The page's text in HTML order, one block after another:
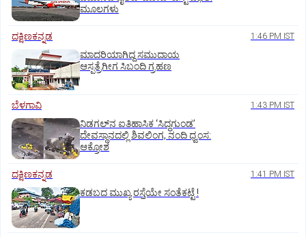
ಮೂಲಗಳು
ದಕ್ಷಿಣಕನ್ನಡ 1:46 PM IST
ಮಾದರಿಯಾಗಿದ್ದ ಸಮುದಾಯ
ಆಸ್ಪತ್ರೆಗೀಗ ಸಿಬಂದಿ ಗ್ರಹಣ
ಬೆಳಗಾವಿ 1:43 PM IST
ನಿಡಗಲ್‌ನ ಐತಿಹಾಸಿಕ ‘ಸಿದ್ಧಗುಂಡ’
ದೇವಸ್ಥಾನದಲ್ಲಿ ಶಿವಲಿಂಗ, ನಂದಿ ಧ್ವಂಸ:
ಆಕ್ರೋಶ
ದಕ್ಷಿಣಕನ್ನಡ 1:41 PM IST
ಕಡಬದ ಮುಖ್ಯ ರಸ್ತೆಯೇ ಸಂತೆಕಟ್ಟೆ !